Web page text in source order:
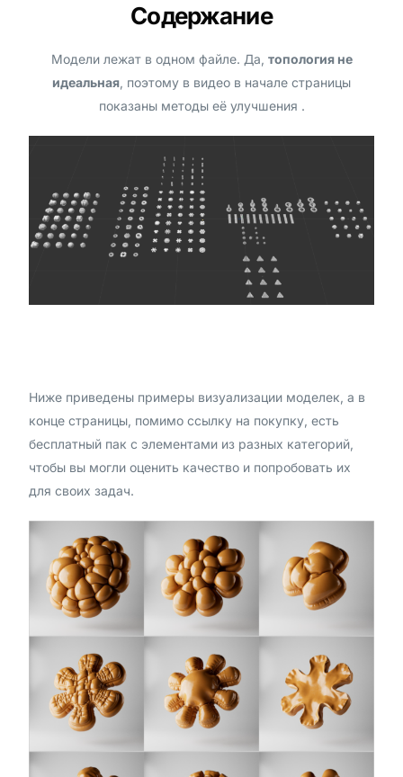
Содержание
Модели лежат в одном файле. Да, топология не
идеальная , поэтому в видео в начале страницы
показаны методы её улучшения .
Ниже приведены примеры визуализации моделек, а в
конце страницы, помимо ссылку на покупку, есть
бесплатный пак с элементами из разных категорий,
чтобы вы могли оценить качество и попробовать их
для своих задач.